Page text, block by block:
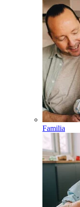
Familia